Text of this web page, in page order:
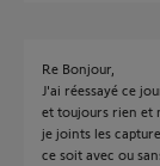
Re Bonjour,
J'ai réessayé ce
et toujours rien et
je joints les
ce soit avec ou